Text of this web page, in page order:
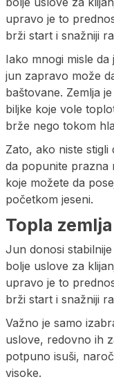
upravo je to
brži start i snažniji
Iako mnogi misle
jun zapravo može
baštovane. Zemlja
biljke koje vole
brže nego tokom
Zato, ako niste stigli
da popunite prazna
koje možete da
početkom jeseni.
Topla
Jun donosi
bolje uslove za
upravo je to
brži start i snažniji
Važno je samo
uslove, redovno ih
potpuno isuši,
visoke.